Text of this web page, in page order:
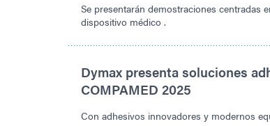
Se presentarán demostraciones centradas
dispositivo médico .
Dymax presenta soluciones
COMPAMED 2025
Con adhesivos innovadores y modernos